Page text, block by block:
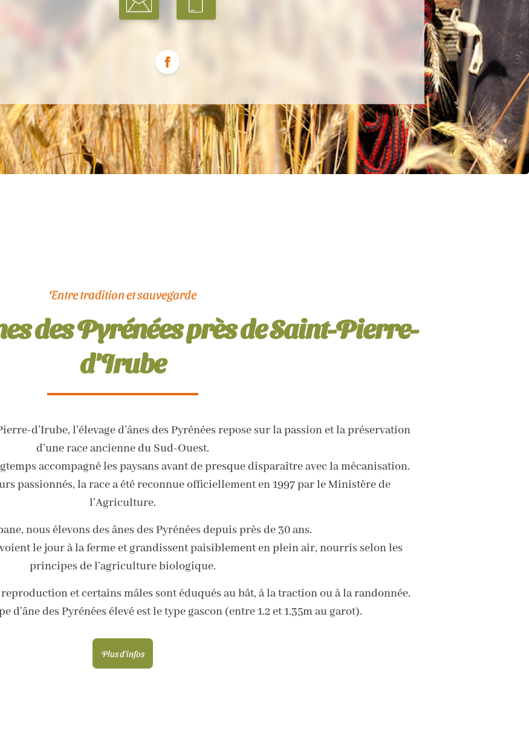
Entre tradition et sauvegarde
des Pyrénées près de Saint-Pierre-
d'Irube
d’Irube, l’élevage d’ânes des Pyrénées repose sur la passion et la préservation
d’une race ancienne du Sud-Ouest.
accompagné les paysans avant de presque disparaître avec la mécanisation.
passionnés, la race a été reconnue officiellement en 1997 par le Ministère de
l’Agriculture.
nous élevons des ânes des Pyrénées depuis près de 30 ans.
le jour à la ferme et grandissent paisiblement en plein air, nourris selon les
principes de l’agriculture biologique.
et certains mâles sont éduqués au bât, à la traction ou à la randonnée.
d’âne des Pyrénées élevé est le type gascon (entre 1.2 et 1.35m au garot).
Plus d'infos